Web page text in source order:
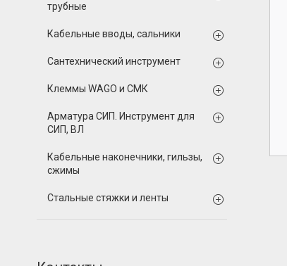
трубные
Кабельные вводы, сальники
Сантехнический инструмент
Клеммы WAGO и СМК
Арматура СИП. Инструмент для
СИП, ВЛ
Кабельные наконечники, гильзы,
сжимы
Стальные стяжки и ленты